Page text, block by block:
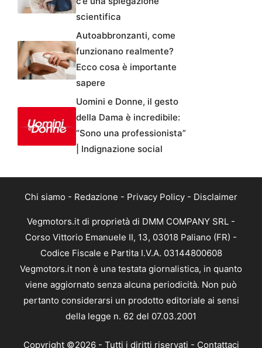
scientifica
Autoabbronzanti, come
funzionano realmente?
Ecco cosa è importante
sapere
Uomini e Donne, il gesto
della Dama è incredibile:
“Sono una professionista”
| Indignazione social
Chi siamo - Redazione - Privacy Policy - Disclaimer
Vegmotors.it di proprietà di DMM COMPANY SRL -
Corso Vittorio Emanuele II, 13, 03018 Paliano (FR) -
Codice Fiscale e Partita I.V.A. 03144800608
Vegmotors.it non è una testata giornalistica, in quanto
viene aggiornato senza alcuna periodicità. Non può
pertanto considerarsi un prodotto editoriale ai sensi
della legge n. 62 del 07.03.2001
Copyright ©2026 - Tutti i diritti riservati - Contattaci